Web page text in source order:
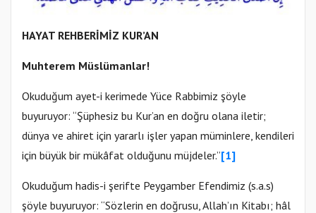
HAYAT REHBERİMİZ KUR’AN
Muhterem Müslümanlar!
Okuduğum ayet-i kerimede Yüce Rabbimiz şöyle
buyuruyor: “Şüphesiz bu Kur’an en doğru olana iletir;
dünya ve ahiret için yararlı işler yapan müminlere, kendileri
için büyük bir mükâfat olduğunu müjdeler.”[1]
Okuduğum hadis-i şerifte Peygamber Efendimiz (s.a.s)
şöyle buyuruyor: “Sözlerin en doğrusu, Allah’ın Kitabı; hâl